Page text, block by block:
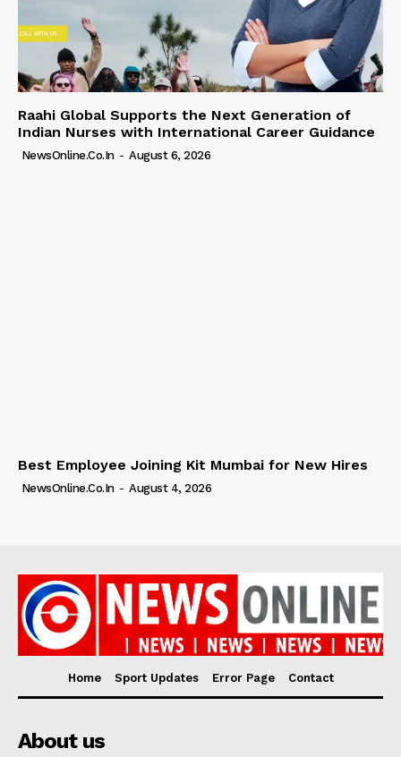
Raahi Global Supports the Next Generation of
Indian Nurses with International Career Guidance
NewsOnline.co.in - August 6, 2026
Best Employee Joining Kit Mumbai for New Hires
NewsOnline.co.in - August 4, 2026
Home Sport Updates Error Page Contact
About us